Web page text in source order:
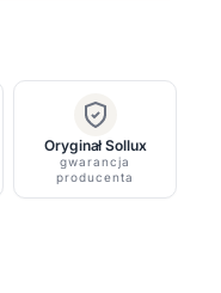
Oryginał Sollux
gwarancja
producenta